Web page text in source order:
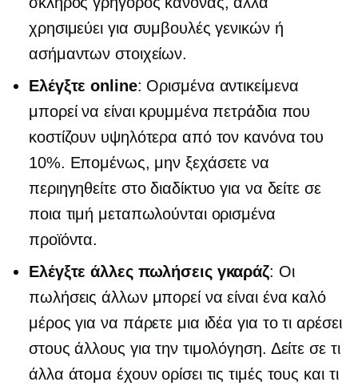
χρησιμεύει για συμβουλές γενικών ή
ασήμαντων στοιχείων.
Ελέγξτε online: Ορισμένα αντικείμενα
μπορεί να είναι κρυμμένα πετράδια που
κοστίζουν υψηλότερα από τον κανόνα του
10%. Επομένως, μην ξεχάσετε να
περιηγηθείτε στο διαδίκτυο για να δείτε σε
ποια τιμή μεταπωλούνται ορισμένα
προϊόντα.
Ελέγξτε άλλες πωλήσεις γκαράζ: Οι
πωλήσεις άλλων μπορεί να είναι ένα καλό
μέρος για να πάρετε μια ιδέα για το τι αρέσει
στους άλλους για την τιμολόγηση. Δείτε σε τι
άλλα άτομα έχουν ορίσει τις τιμές τους και τι